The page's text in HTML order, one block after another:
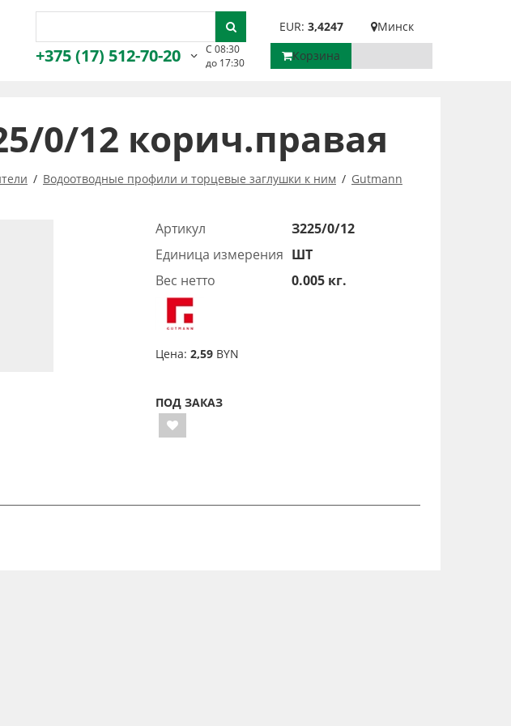
EUR: 3,4247
Минск
+375 (17) 512-70-20
С 08:30
до 17:30
Корзина
0/12 корич.правая
Водоотводные профили и торцевые заглушки к ним
Gutmann
Артикул
З225/0/12
Единица измерения ШТ
Вес нетто
0.005 кг.
Цена: 2,59 BYN
ПОД ЗАКАЗ